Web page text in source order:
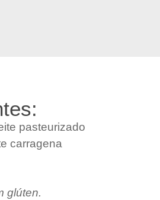
pasteurizado
carragena
glúten.